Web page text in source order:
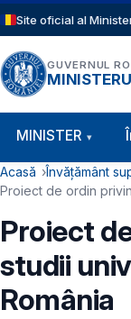
Sari la conținutul
Site oficial al
GUVERNUL
Navigație
MINISTER
Cale de
Acasă
Învățământ
Proiect de ordin
Proiect
studii
România